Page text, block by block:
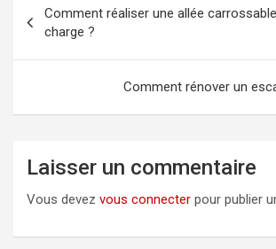
de
l’article
Comment réaliser une allée
charge ?
Comment rénover un
Laisser un commentaire
Vous devez vous connecter pour publier